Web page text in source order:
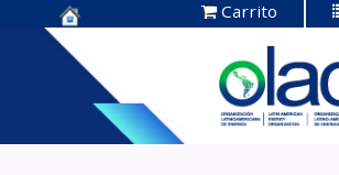
Centro de
Documentación
OLADE -
Carrito